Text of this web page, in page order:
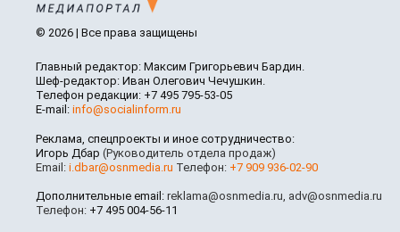
© 2026 | Все права защищены
Главный редактор: Максим Григорьевич Бардин.
Шеф-редактор: Иван Олегович Чечушкин.
Телефон редакции: +7 495 795-53-05
E-mail: info@socialinform.ru
Реклама, спецпроекты и иное сотрудничество:
Игорь Дбар (Руководитель отдела продаж)
Email: i.dbar@osnmedia.ru Телефон: +7 909 936-02-90
Дополнительные email: reklama@osnmedia.ru, adv@osnmedia.ru
Телефон: +7 495 004-56-11